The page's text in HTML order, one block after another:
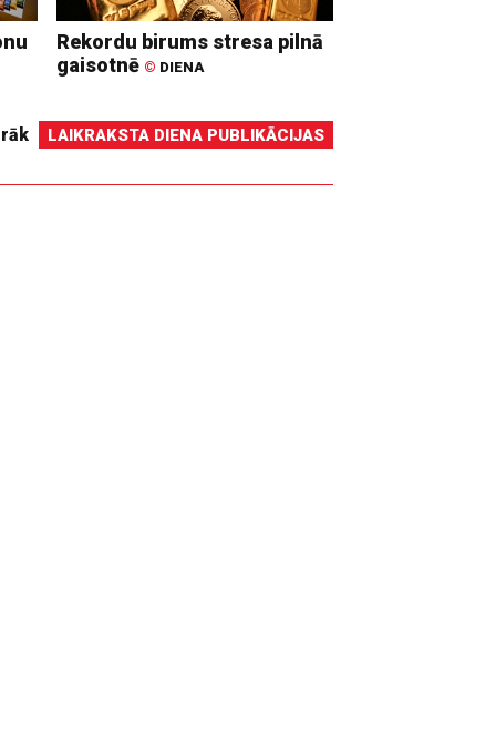
Rekordu birums stresa pilnā
gaisotnē © DIENA
LAIKRAKSTA DIENA PUBLIKĀCIJAS